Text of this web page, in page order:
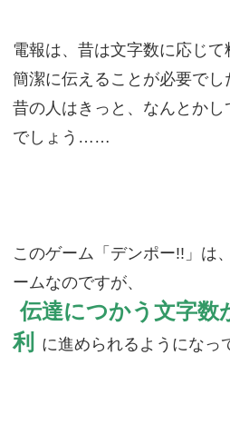
電報は、昔は文字数に応じて
簡潔に伝えることが必要でし
昔の人はきっと、なんとかし
でしょう……
このゲーム「デンポー!!」は、
ームなのですが、
伝達につかう文字数
利
に進められるようになっ